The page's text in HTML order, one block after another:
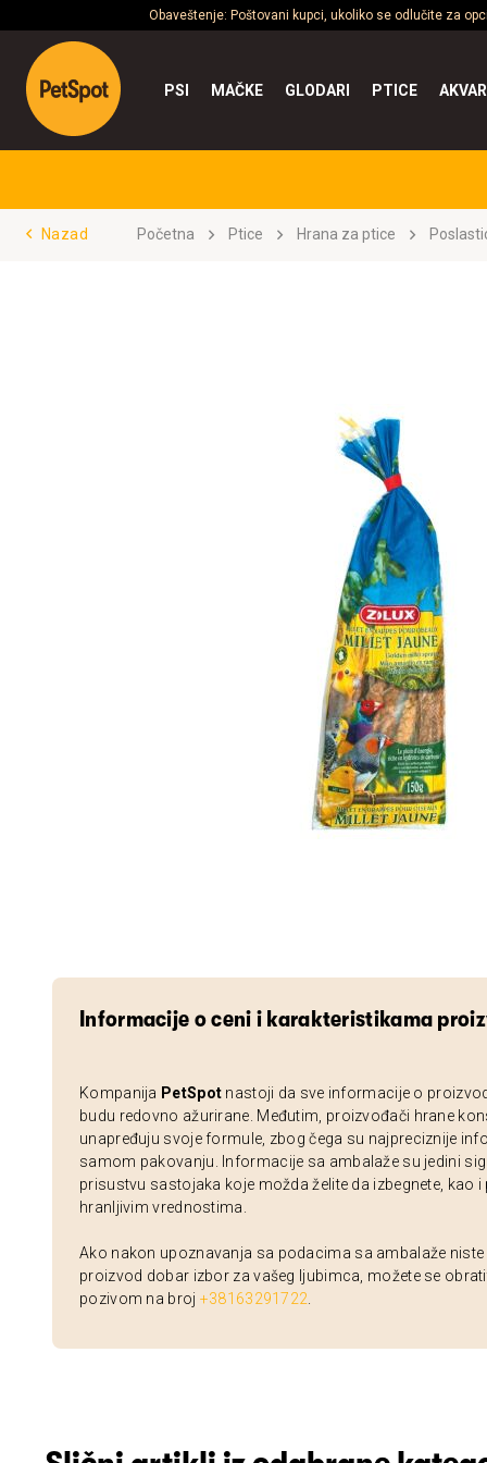
Obaveštenje: Poštovani kupci, ukoliko se odlučite za
PSI MAČKE GLODARI PTICE
Nazad Početna Ptice Hrana za ptice
Informacije o ceni i karakteristikama
Kompanija PetSpot nastoji da sve informacije o
budu redovno ažurirane. Međutim, proizvođači hrane
unapređuju svoje formule, zbog čega su najpreciznije
samom pakovanju. Informacije sa ambalaže su jedini
prisustvu sastojaka koje možda želite da izbegnete, kao
hranljivim vrednostima.
Ako nakon upoznavanja sa podacima sa ambalaže niste
proizvod dobar izbor za vašeg ljubimca, možete se
pozivom na broj +38163291722